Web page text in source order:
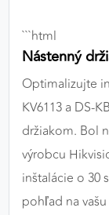
```html
Nástenný
Optimalizujte
KV6113 a DS-
držiakom. Bol
výrobcu
inštalácie o 30
pohľad na
Google
správania
stránkami.